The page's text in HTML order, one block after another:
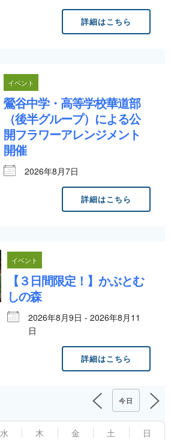
詳細はこちら
イベント
鶯谷中学・高等学校華道部
（後半グループ）による公
開フラワーアレンジメント
開催
2026年8月7日
詳細はこちら
イベント
【３日間限定！】かぶとむ
しの森
2026年8月9日 - 2026年8月11
日
詳細はこちら
今日
水 木 金 土 日